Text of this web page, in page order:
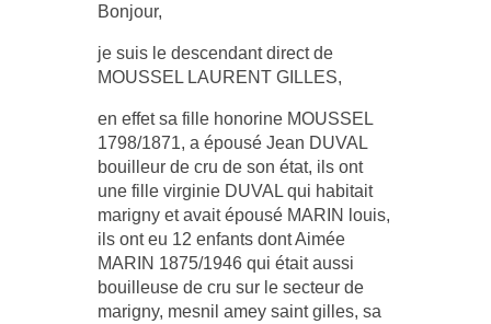
Bonjour,
je suis le descendant direct de
MOUSSEL LAURENT GILLES,
en effet sa fille honorine MOUSSEL
1798/1871, a épousé Jean DUVAL
bouilleur de cru de son état, ils ont
une fille virginie DUVAL qui habitait
marigny et avait épousé MARIN louis,
ils ont eu 12 enfants dont Aimée
MARIN 1875/1946 qui était aussi
bouilleuse de cru sur le secteur de
marigny, mesnil amey saint gilles, sa